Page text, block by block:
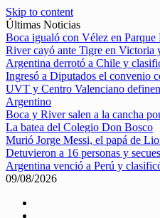
Skip to content
Últimas Noticias
Boca igualó con Vélez en Parque
River cayó ante Tigre en Victoria
Argentina derrotó a Chile y
Ingresó a Diputados el convenio
UVT y Centro Valenciano
Argentino
Boca y River salen a la cancha
La batea del Colegio Don Bosco
Murió Jorge Messi, el papá de
Detuvieron a 16 personas y
Argentina venció a Perú y
09/08/2026